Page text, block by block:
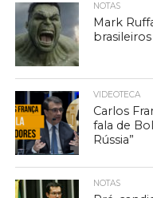
NOTAS
Mark
VIDEOTECA
Carlos
fala de
Rússia”
NOTAS